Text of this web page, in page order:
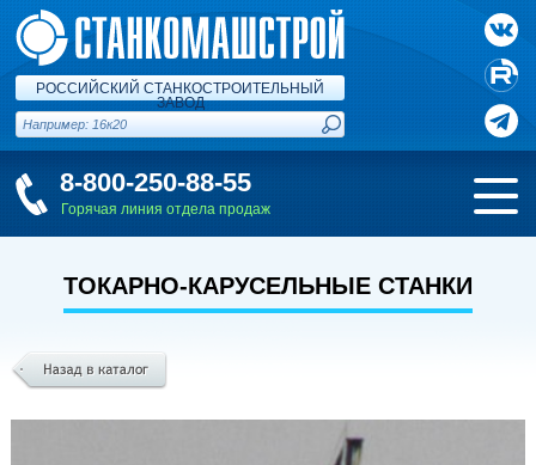
РОССИЙСКИЙ СТАНКОСТРОИТЕЛЬНЫЙ
ЗАВОД
8-800-250-88-55
Горячая линия отдела продаж
ТОКАРНО-КАРУСЕЛЬНЫЕ СТАНКИ